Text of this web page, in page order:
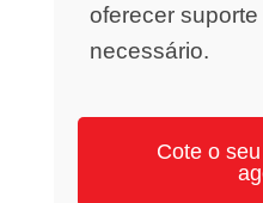
oferecer
necessário.
Cote o